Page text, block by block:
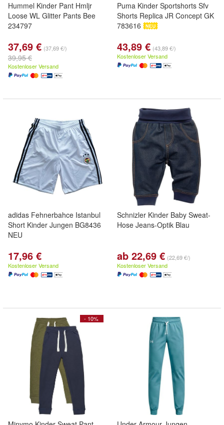
Hummel Kinder Pant Hmljr
Loose WL Glitter Pants Bee
234797
37,69 € (37,69 €/)
39,95 €
Kostenloser Versand
Puma Kinder Sportshorts Sfv
Shorts Replica JR Concept GK
783616
43,89 € (43,89 €/)
Kostenloser Versand
adidas Fehnerbahce Istanbul
Short Kinder Jungen BG8436
NEU
17,96 €
Kostenloser Versand
Schnizler Kinder Baby Sweat-
Hose Jeans-Optik Blau
ab 22,69 € (22,69 €/)
Kostenloser Versand
- 10%